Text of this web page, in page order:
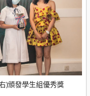
)頒發學生組優秀獎